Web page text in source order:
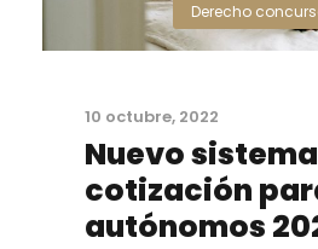
Derecho
10 octubre, 2022
Nuevo
cotización
autónomos